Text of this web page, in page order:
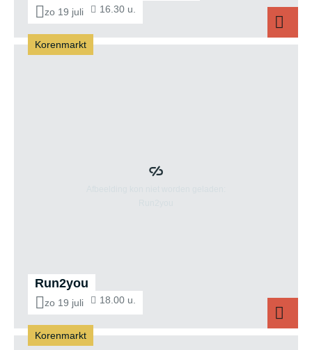
zo 19 juli 16.30 u.
Run2you
zo 19 juli 18.00 u.
Korenmarkt
Run2you
Korenmarkt